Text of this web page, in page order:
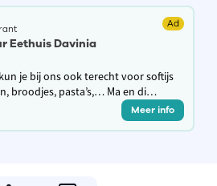
Ad
Eethuis Davinia
je bij ons ook terecht voor softijs
pasta’s,… Ma en di
open van 11.30u tot 13.30u en van
Meer info